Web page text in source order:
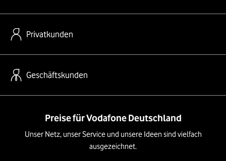
Privatkunden
Geschäftskunden
Preise für Vodafone Deutschland
Unser Netz, unser Service und unsere Ideen sind vielfach
ausgezeichnet.